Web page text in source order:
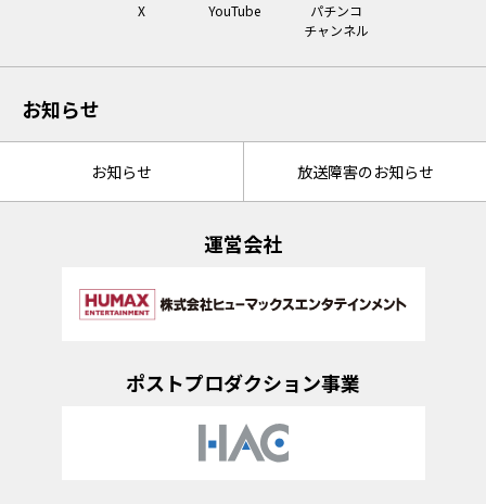
X YouTube
パチンコ
チャンネル
お知らせ
お知らせ 放送障害のお知らせ
運営会社
ポストプロダクション事業